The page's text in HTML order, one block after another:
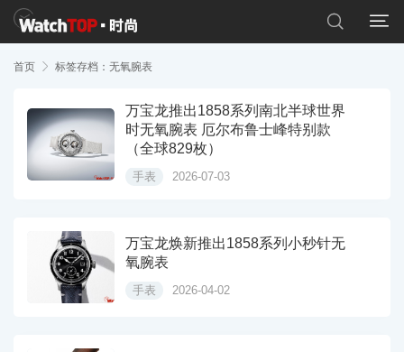


首页  标签存档：无氧腕表
万宝龙推出1858系列南北半球世界
时无氧腕表 厄尔布鲁士峰特别款
（全球829枚）
手表 2026-07-03
万宝龙焕新推出1858系列小秒针无
氧腕表
手表 2026-04-02